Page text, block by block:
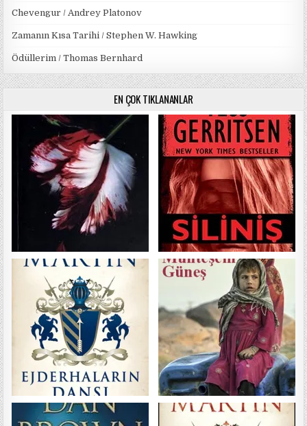
Chevengur / Andrey Platonov
Zamanın Kısa Tarihi / Stephen W. Hawking
Ödüllerim / Thomas Bernhard
EN ÇOK TIKLANANLAR